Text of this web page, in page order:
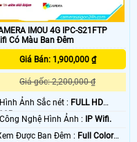
IMOU 4G IPC-S21FTP
Có Màu Ban Đêm
Giá Bán: 1,900,000 ₫
Giá gốc: 2,200,000 ₫
💯 Hình Ảnh Sắc nét : FULL HD
.
👍 Công Nghệ Hình Ảnh :
IP Wifi.
⭐ Xem Được Ban Đêm : Full Color